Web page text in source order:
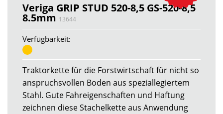
Veriga GRIP STUD 520-8,5 GS-520-8,5
8.5mm 13644
Verfügbarkeit:
Traktorkette für die Forstwirtschaft für nicht so
anspruchsvollen Boden aus speziallegiertem
Stahl. Gute Fahreigenschaften und Haftung
zeichnen diese Stachelkette aus Anwendung